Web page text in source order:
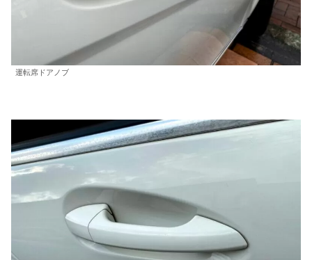
運転席ドアノブ